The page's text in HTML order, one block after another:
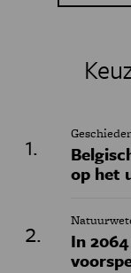
op het
In